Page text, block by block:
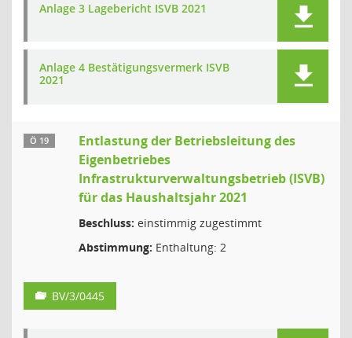
Anlage 3 Lagebericht ISVB 2021
Anlage 4 Bestätigungsvermerk ISVB
2021
Ö 19
Entlastung der Betriebsleitung des
Eigenbetriebes
Infrastrukturverwaltungsbetrieb (ISVB)
für das Haushaltsjahr 2021
Beschluss: einstimmig zugestimmt
Abstimmung: Enthaltung: 2
BV/3/0445